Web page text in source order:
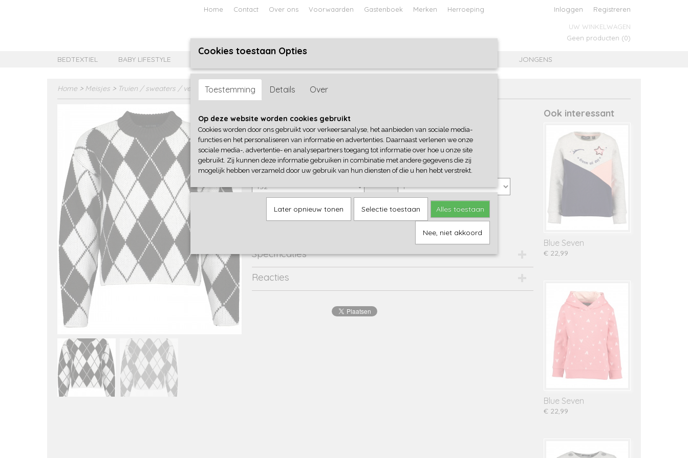
Home Contact Over ons Voorwaarden Gastenboek Merken Herroeping Inloggen Registreren
UW WINKELWAGEN
Geen producten (0)
BEDTEXTIEL BABY LIFESTYLE JONGENS BABY JONGENS
Home > Meisjes > Truien / sweaters / vesten>Blue Seven
Blue Seven
€ 34,99 (inclusief btw 21%)
✓Op voorraad
Blue Seven Aantal
IN WINKELWAGEN
Specificaties
Productcode leverancier
Reacties
Ook interessant
Blue Seven
€ 22,99
Blue Seven
€ 22,99
Cookies toestaan Opties
Toestemming Details Over
Op deze website worden cookies gebruikt
Cookies worden door ons gebruikt voor verkeersanalyse, het aanbieden van sociale media-
functies en het personaliseren van informatie en advertenties. Daarnaast verlenen we onze
sociale media-, advertentie- en analysepartners toegang tot informatie over hoe u onze site
gebruikt. Zij kunnen deze informatie gebruiken in combinatie met andere gegevens die zij
mogelijk hebben verzameld door uw gebruik van hun diensten of die u hen hebt verstrekt.
Later opnieuw tonen Selectie toestaan Alles toestaan
Nee, niet akkoord